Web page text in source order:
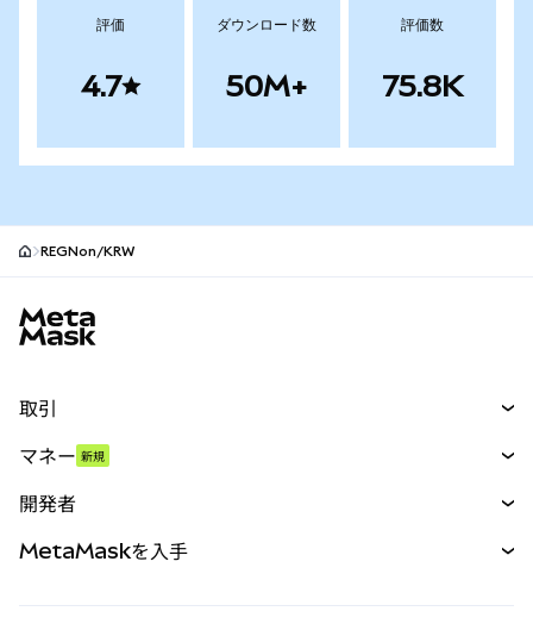
評価
4.7
ダウンロード数
50M+
評価数
75.8K
REGNon/KRW
取引
パーペチュアル
RWA
マネー 新規
開発者
MetaMaskを入手